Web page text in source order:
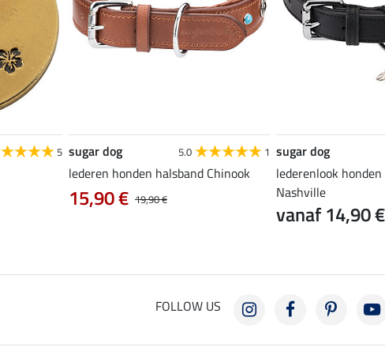
5 sugar dog 5.0 1
lederen honden halsband Chinook
19,90 €
15,90 €
sugar dog
lederenlook
Nashville
vanaf 14,90 €
FOLLOW US